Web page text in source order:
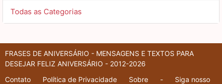
Todas as Categorias
FRASES DE ANIVERSÁRIO - MENSAGENS E TEXTOS PARA
DESEJAR FELIZ ANIVERSÁRIO - 2012-2026
Contato
Política de Privacidade Sobre - Siga nosso